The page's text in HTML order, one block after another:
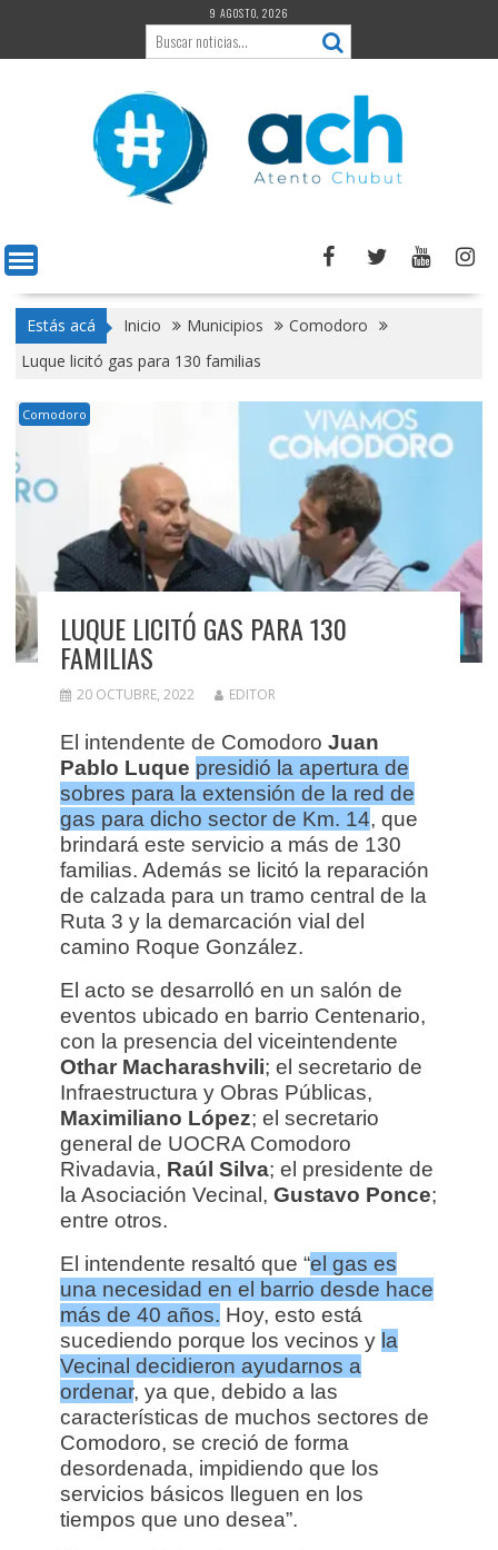
contenido
9 AGOSTO, 2026
Estás acá Inicio Municipios
Comodoro
Luque licitó gas para 130 familias
Comodoro
LUQUE LICITÓ GAS PARA 130
FAMILIAS
20 OCTUBRE, 2022 EDITOR
El intendente de Comodoro Juan
Pablo Luque presidió la apertura de
sobres para la extensión de la red de
gas para dicho sector de Km. 14, que
brindará este servicio a más de 130
familias. Además se licitó la reparación
de calzada para un tramo central de la
Ruta 3 y la demarcación vial del
camino Roque González.
El acto se desarrolló en un salón de
eventos ubicado en barrio Centenario,
con la presencia del viceintendente
Othar Macharashvili; el secretario de
Infraestructura y Obras Públicas,
Maximiliano López; el secretario
general de UOCRA Comodoro
Rivadavia, Raúl Silva; el presidente de
la Asociación Vecinal, Gustavo Ponce;
entre otros.
El intendente resaltó que “el gas es
una necesidad en el barrio desde hace
más de 40 años. Hoy, esto está
sucediendo porque los vecinos y la
Vecinal decidieron ayudarnos a
ordenar, ya que, debido a las
características de muchos sectores de
Comodoro, se creció de forma
desordenada, impidiendo que los
servicios básicos lleguen en los
tiempos que uno desea”.